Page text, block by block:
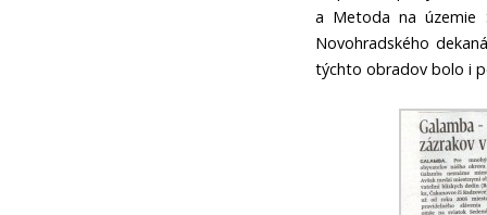
a Metoda na územie
Novohradského
týchto obradov bolo i